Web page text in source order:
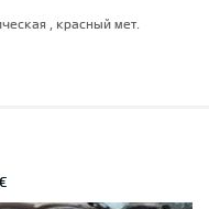
, красный мет.